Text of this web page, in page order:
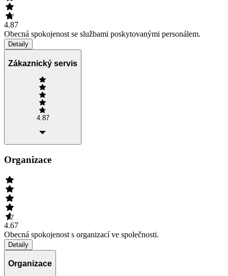
4.87
Obecná spokojenost se službami poskytovanými personálem.
Detaily
Zákaznický servis
4.87
Organizace
4.67
Obecná spokojenost s organizací ve společnosti.
Detaily
Organizace